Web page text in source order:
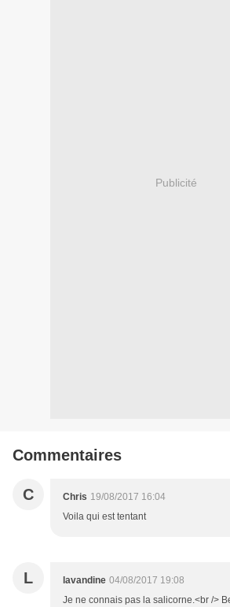
Publicité
Commentaires
C Chris 19/08/2017 16:04
Voila qui est tentant
L lavandine 04/08/2017 19:08
Je ne connais pas la salicorne.<br />